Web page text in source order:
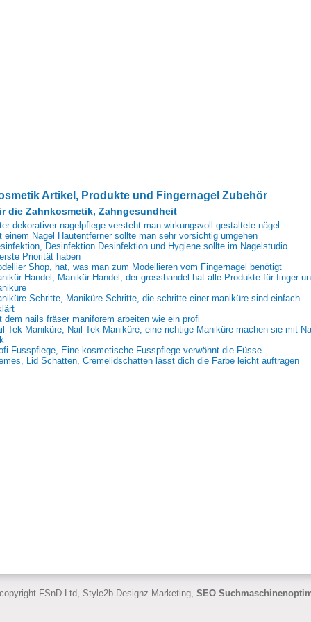
Artikel, Produkte und Fingernagel Zubehör
die Zahnkosmetik, Zahngesundheit
dekorativer nagelpflege versteht man wirkungsvoll gestaltete nägel
einem Nagel Hautentferner sollte man sehr vorsichtig umgehen
Desinfektion Desinfektion und Hygiene sollte im Nagelstudio
Priorität haben
Shop, hat, was man zum Modellieren vom Fingernagel benötigt
Handel, Manikür Handel, der grosshandel hat alle Produkte für finger
Schritte, Maniküre Schritte, die schritte einer maniküre sind einfach
dem nails fräser maniforem arbeiten wie ein profi
Tek Maniküre, Nail Tek Maniküre, eine richtige Maniküre machen sie mit
Fusspflege, Eine kosmetische Fusspflege verwöhnt die Füsse
Lid Schatten, Cremelidschatten lässt dich die Farbe leicht auftragen
FSnD Ltd, Style2b Designz Marketing, SEO